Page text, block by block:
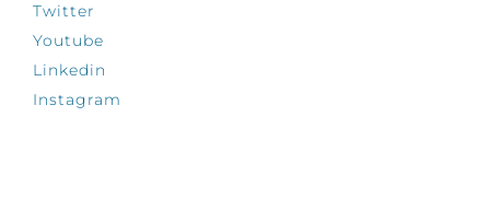
Twitter
Youtube
Linkedin
Instagram